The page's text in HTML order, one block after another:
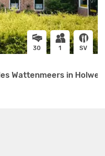
30 1 SV
Wattenmeers in